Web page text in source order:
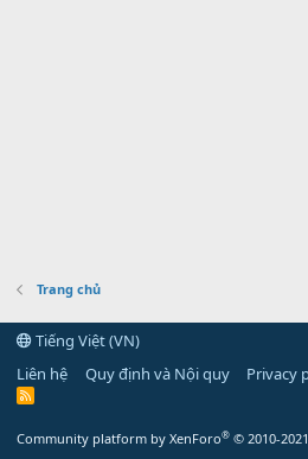
Trang chủ
Tiếng Việt (VN)
Liên hệ
Quy định và Nội quy Privacy
R
Community platform by XenForo® © 2010-